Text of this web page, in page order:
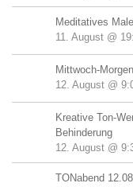
Meditatives
11. August @
Mittwoch-
12. August @
Kreative Ton-
Behinderung
12. August @
TONabend 12.08.